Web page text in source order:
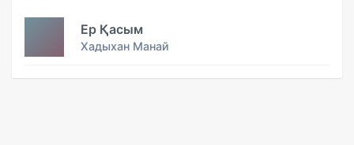
Ер Қасым
Хадыхан Манай